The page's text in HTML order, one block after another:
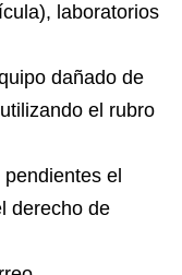
laboratorios
dañado de
el rubro
el
derecho de